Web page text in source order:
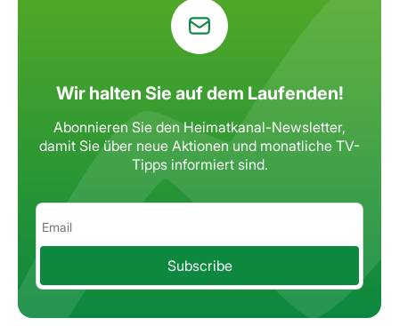
Wir halten Sie auf dem Laufenden!
Abonnieren Sie den Heimatkanal-Newsletter,
damit Sie über neue Aktionen und monatliche TV-
Tipps informiert sind.
Subscribe